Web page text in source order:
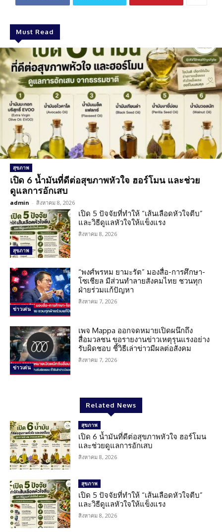
Must Read
สุขภาพ
เปิด 6 น้ำมันที่ดีต่อสุขภาพหัวใจ ฮอร์โมน และช่วย
ดูแลการอักเสบ
admin - สิงหาคม 8, 2026
สุขภาพ
เปิด 5 ปัจจัยที่ทำให้ “เส้นเลือดหัวใจตีบ”
และวิธีดูแลหัวใจให้แข็งแรง
สิงหาคม 8, 2026
ข่าวเด่น
“พงศ์พรหม ยามะรัต” มองสื่อ-การศึกษา-
โซเชียล มีส่วนทำลายสังคมไทย ชวนทุก
ฝ่ายร่วมแก้ปัญหา
สิงหาคม 7, 2026
ข่าวเด่น
เพจ Mappa ออกจดหมายเปิดผนึกถึง
สื่อมวลชน ขอรายงานข่าวเหตุรุนแรงอย่าง
รับผิดชอบ ชี้วิธีเล่าข่าวมีผลต่อสังคม
สิงหาคม 7, 2026
Related News
สุขภาพ
เปิด 6 น้ำมันที่ดีต่อสุขภาพหัวใจ ฮอร์โมน
และช่วยดูแลการอักเสบ
สิงหาคม 8, 2026
สุขภาพ
เปิด 5 ปัจจัยที่ทำให้ “เส้นเลือดหัวใจตีบ”
และวิธีดูแลหัวใจให้แข็งแรง
สิงหาคม 8, 2026